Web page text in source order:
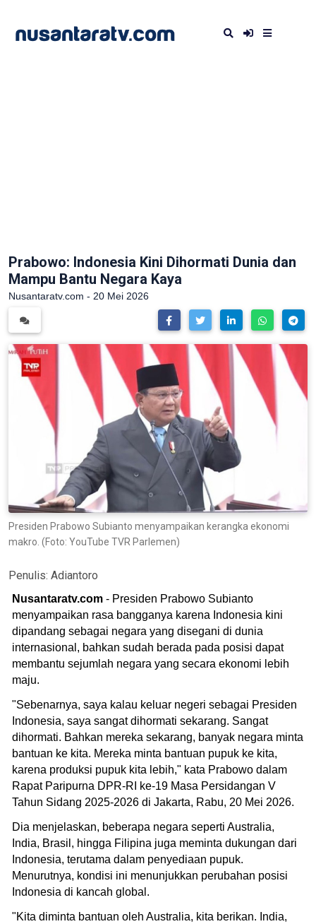
Prabowo: Indonesia Kini Dihormati Dunia dan
Mampu Bantu Negara Kaya
Nusantaratv.com - 20 Mei 2026
Presiden Prabowo Subianto menyampaikan kerangka ekonomi
makro. (Foto: YouTube TVR Parlemen)
Penulis: Adiantoro
Nusantaratv.com - Presiden Prabowo Subianto
menyampaikan rasa bangganya karena Indonesia kini
dipandang sebagai negara yang disegani di dunia
internasional, bahkan sudah berada pada posisi dapat
membantu sejumlah negara yang secara ekonomi lebih
maju.
"Sebenarnya, saya kalau keluar negeri sebagai Presiden
Indonesia, saya sangat dihormati sekarang. Sangat
dihormati. Bahkan mereka sekarang, banyak negara minta
bantuan ke kita. Mereka minta bantuan pupuk ke kita,
karena produksi pupuk kita lebih," kata Prabowo dalam
Rapat Paripurna DPR-RI ke-19 Masa Persidangan V
Tahun Sidang 2025-2026 di Jakarta, Rabu, 20 Mei 2026.
Dia menjelaskan, beberapa negara seperti Australia,
India, Brasil, hingga Filipina juga meminta dukungan dari
Indonesia, terutama dalam penyediaan pupuk.
Menurutnya, kondisi ini menunjukkan perubahan posisi
Indonesia di kancah global.
"Kita diminta bantuan oleh Australia, kita berikan. India,